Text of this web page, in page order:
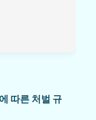
따른 처벌 규